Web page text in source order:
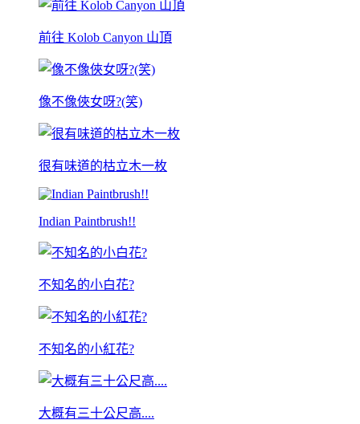
前往 Kolob Canyon 山頂
像不像俠女呀?(笑)
很有味道的枯立木一枚
Indian Paintbrush!!
不知名的小白花?
不知名的小紅花?
大概有三十公尺高....